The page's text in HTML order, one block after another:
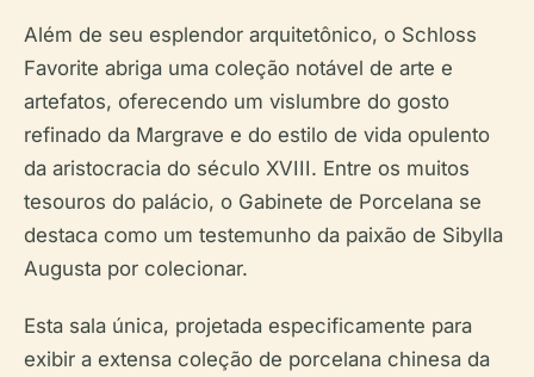
Além de seu esplendor arquitetônico, o Schloss
Favorite abriga uma coleção notável de arte e
artefatos, oferecendo um vislumbre do gosto
refinado da Margrave e do estilo de vida opulento
da aristocracia do século XVIII. Entre os muitos
tesouros do palácio, o Gabinete de Porcelana se
destaca como um testemunho da paixão de Sibylla
Augusta por colecionar.
Esta sala única, projetada especificamente para
exibir a extensa coleção de porcelana chinesa da